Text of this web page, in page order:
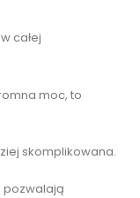
całej
moc, to
skomplikowana.
pozwalają